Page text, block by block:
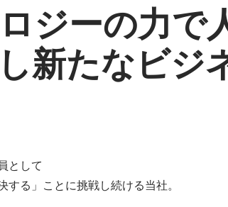
ジーの力で
新たなビジ
として
する」ことに挑戦し続ける当社。